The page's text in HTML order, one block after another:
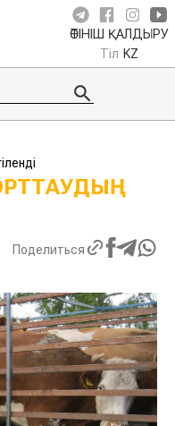
ӨТІНІШ ҚАЛДЫРУ
Тіл KZ
Поделиться